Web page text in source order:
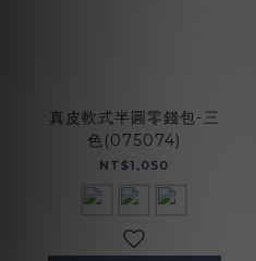
真皮軟式半圓零錢包-三
色(075074)
NT$1,050